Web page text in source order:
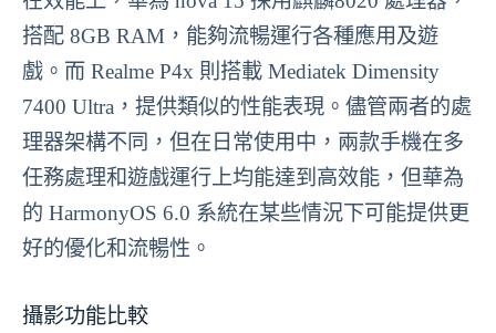
搭配 8GB RAM，能夠流暢運行各種應用及遊
戲。而 Realme P4x 則搭載 Mediatek Dimensity
7400 Ultra，提供類似的性能表現。儘管兩者的處
理器架構不同，但在日常使用中，兩款手機在多
任務處理和遊戲運行上均能達到高效能，但華為
的 HarmonyOS 6.0 系統在某些情況下可能提供更
好的優化和流暢性。
攝影功能比較